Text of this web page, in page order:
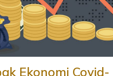
Ekonomi Covid-